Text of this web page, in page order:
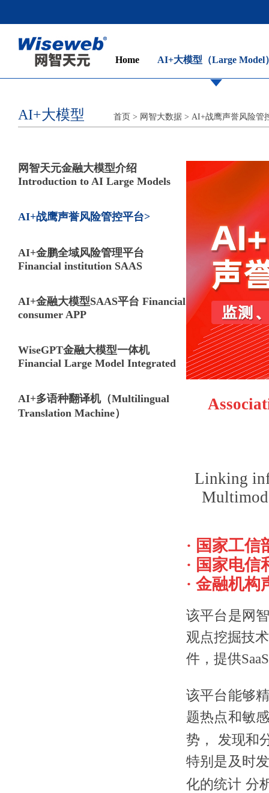
Home AI+大模型（Large Model
AI+大模型 首页 > 网智大数据 > AI+战鹰声誉风险管
网智天元金融大模型介绍
Introduction to AI Large Models
AI+战鹰声誉风险管控平台
AI+金鹏全域风险管理平台
Financial institution SAAS
AI+金融大模型SAAS平台 Financial
consumer APP
WiseGPT金融大模型一体机
Financial Large Model Integrated
AI+多语种翻译机（Multilingual
Translation Machine）
Linking
· 国家工
· 国家电
· 金融机
该平台是网
观点挖掘技
件，提供
该平台能够
题热点和敏
势，
发现和
特别是及时
化的统计 分